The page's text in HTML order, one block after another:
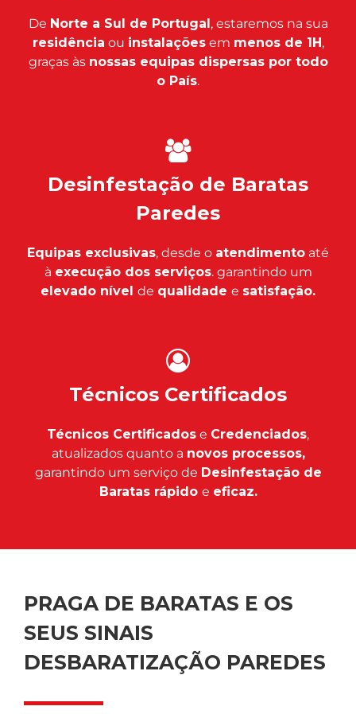
De Norte a Sul de Portugal, estaremos na sua
residência ou instalaçõesem menos de 1H,
graças às nossas equipas dispersas por todo
o País.
Desinfestação de Baratas
Paredes
Equipas exclusivas, desde o atendimento até
à execução dos serviços. garantindo um
elevado nível de qualidade e satisfação.
Técnicos Certificados
Técnicos Certificados e Credenciados,
atualizados quanto a novos processos,
garantindo um serviço de Desinfestação de
Baratas rápido e eficaz.
PRAGA DE BARATAS E OS
SEUS SINAIS
DESBARATIZAÇÃO PAREDES